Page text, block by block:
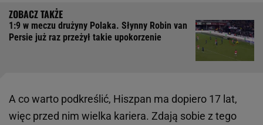
1:9 w meczu drużyny Polaka. Słynny Robin van
Persie już raz przeżył takie upokorzenie
A co warto podkreślić, Hiszpan ma dopiero 17 lat,
więc przed nim wielka kariera. Zdają sobie z tego